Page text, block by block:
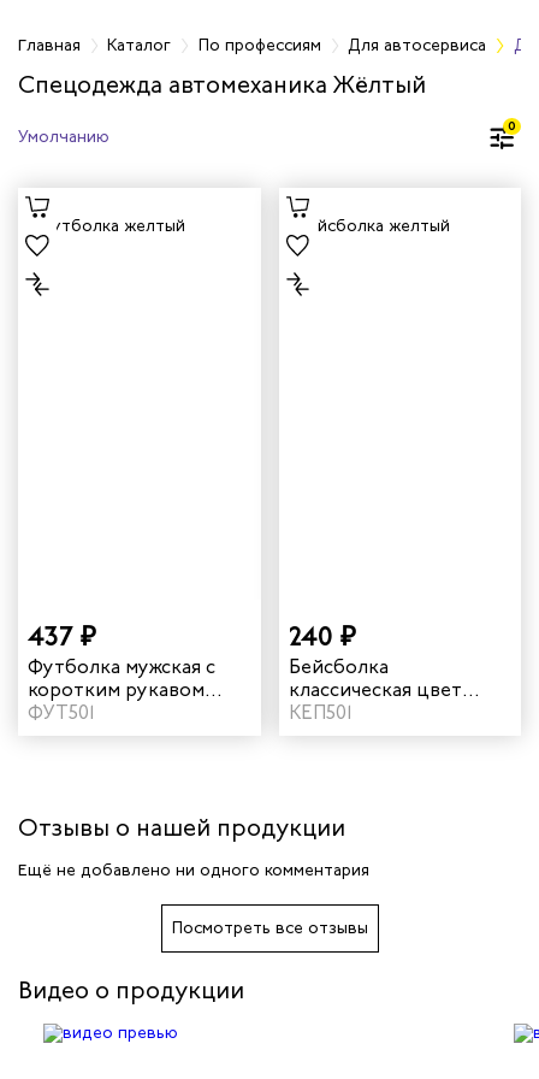
Главная Каталог По профессиям Для автосервиса
Спецодежда автомеханика Жёлтый
0
437 ₽
Футболка мужская с
коротким рукавом
цвет желтый
ФУТ501
240 ₽
Бейсболка
классическая цвет
желтый
КЕП501
Отзывы о нашей продукции
Ещё не добавлено ни одного комментария
Посмотреть все отзывы
Видео о продукции